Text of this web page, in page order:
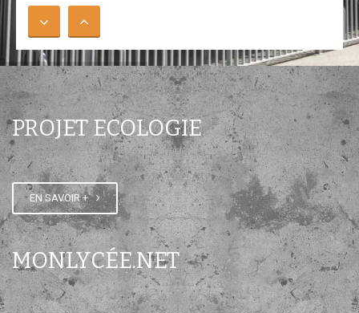
Université Paris-Cité : nos élèves
diplômés !
Modalités d'inscription au lycée
M. Cachin
Modalités de réinscription des
élèves
PROJET ECOLOGIE
EN SAVOIR +
MONLYCÉE.NET